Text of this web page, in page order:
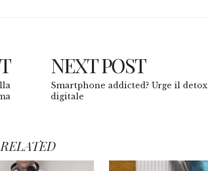
NEXT POST
Smartphone addicted? Urge il detox
digitale
RELATED